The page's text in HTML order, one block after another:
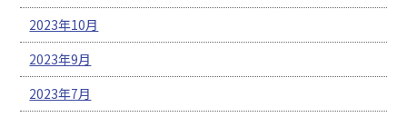
2023年10月
2023年9月
2023年7月